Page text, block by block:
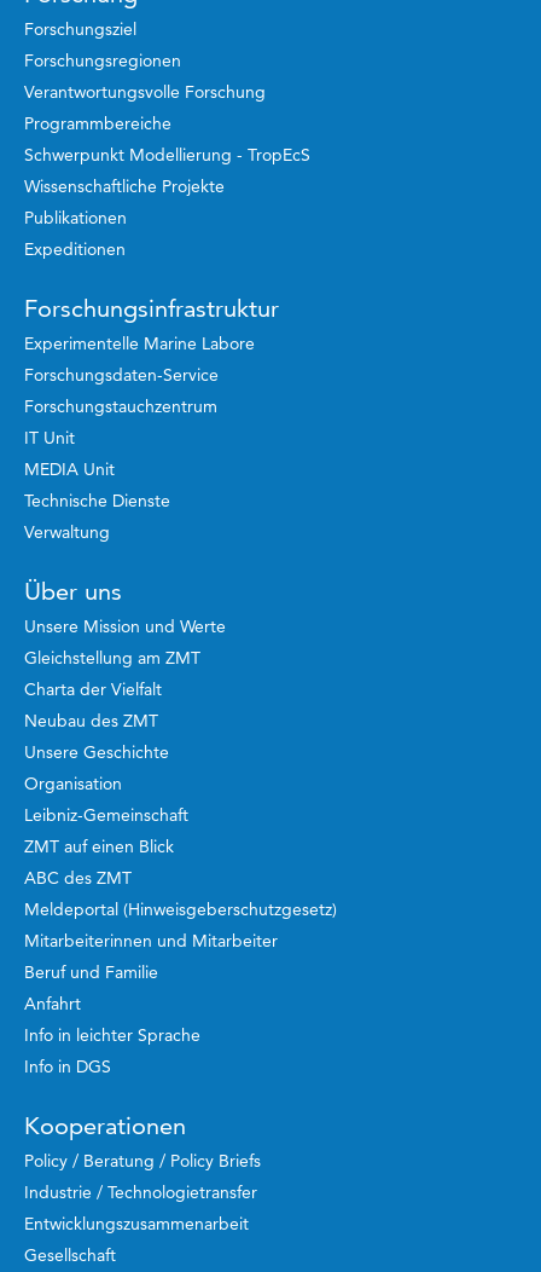
Forschungsziel
Forschungsregionen
Verantwortungsvolle Forschung
Programmbereiche
Schwerpunkt Modellierung - TropEcS
Wissenschaftliche Projekte
Publikationen
Expeditionen
Forschungsinfrastruktur
Experimentelle Marine Labore
Forschungsdaten-Service
Forschungstauchzentrum
IT Unit
MEDIA Unit
Technische Dienste
Verwaltung
Über uns
Unsere Mission und Werte
Gleichstellung am ZMT
Charta der Vielfalt
Neubau des ZMT
Unsere Geschichte
Organisation
Leibniz-Gemeinschaft
ZMT auf einen Blick
ABC des ZMT
Meldeportal (Hinweisgeberschutzgesetz)
Mitarbeiterinnen und Mitarbeiter
Beruf und Familie
Anfahrt
Info in leichter Sprache
Info in DGS
Kooperationen
Policy / Beratung / Policy Briefs
Industrie / Technologietransfer
Entwicklungszusammenarbeit
Gesellschaft